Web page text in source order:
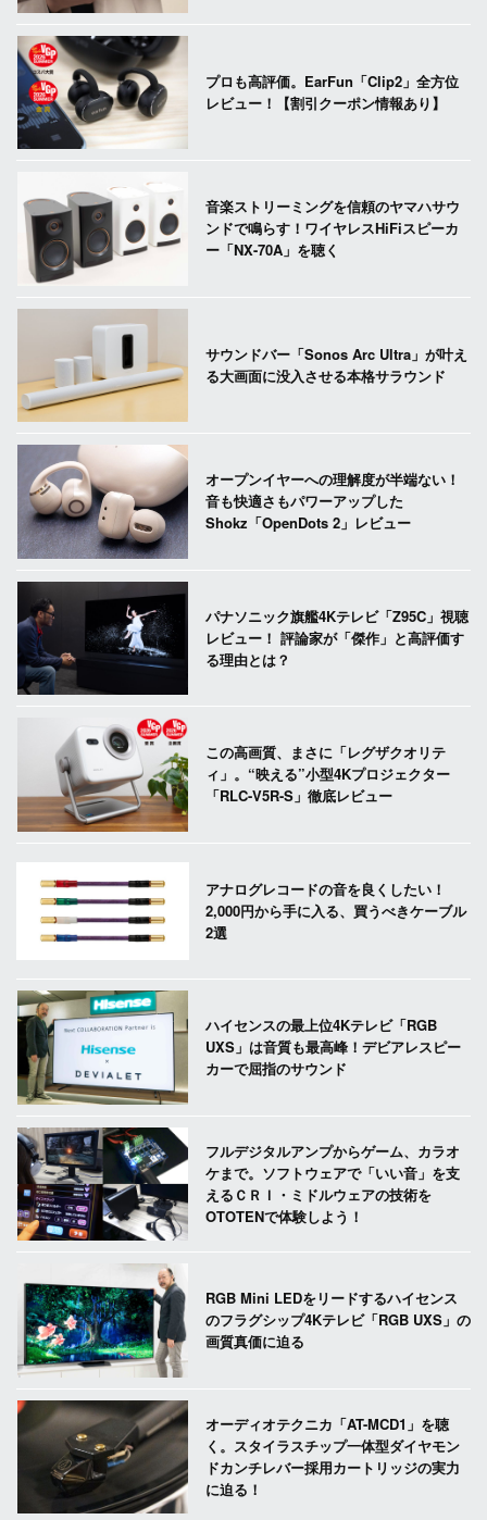
プロも高評価。EarFun「Clip2」全方位
レビュー！【割引クーポン情報あり】
音楽ストリーミングを信頼のヤマハサウ
ンドで鳴らす！ワイヤレスHiFiスピーカ
ー「NX-70A」を聴く
サウンドバー「Sonos Arc Ultra」が叶え
る大画面に没入させる本格サラウンド
オープンイヤーへの理解度が半端ない！
音も快適さもパワーアップした
Shokz「OpenDots 2」レビュー
パナソニック旗艦4Kテレビ「Z95C」視聴
レビュー！ 評論家が「傑作」と高評価す
る理由とは？
この高画質、まさに「レグザクオリテ
ィ」。“映える”小型4Kプロジェクター
「RLC-V5R-S」徹底レビュー
アナログレコードの音を良くしたい！
2,000円から手に入る、買うべきケーブル
2選
ハイセンスの最上位4Kテレビ「RGB
UXS」は音質も最高峰！デビアレスピー
カーで屈指のサウンド
フルデジタルアンプからゲーム、カラオ
ケまで。ソフトウェアで「いい音」を支
えるＣＲＩ・ミドルウェアの技術を
OTOTENで体験しよう！
RGB Mini LEDをリードするハイセンス
のフラグシップ4Kテレビ「RGB UXS」の
画質真価に迫る
オーディオテクニカ「AT-MCD1」を聴
く。スタイラスチップ一体型ダイヤモン
ドカンチレバー採用カートリッジの実力
に迫る！